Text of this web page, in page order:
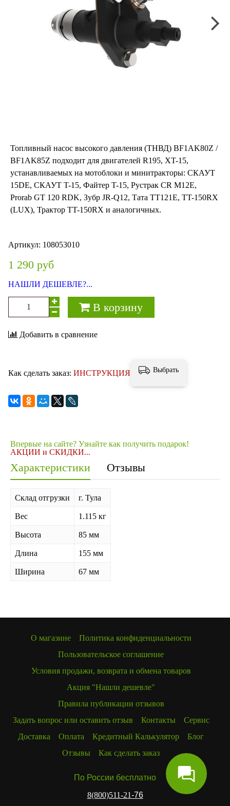
Топливный насос высокого давления (ТНВД) BF1AK80Z /
BF1AK85Z подходит для двигателей R195, XT-15,
устанавливаемых на мотоблоки и минитракторы: СКАУТ
15DE, СКАУТ T-15, Файтер T-15, Рустрак CR M12E,
Prorab GT 120 RDK, Зубр JR-Q12, Тата TТ121Е, TT-150RX
(LUX), Трактор TT-150RX и аналогичных.
Артикул: 108053010
1 290 руб
НАШЛИ ДЕШЕВЛЕ?...
В корзину
Добавить в сравнение
Как сделать заказ: ИНСТРУКЦИЯ Выбрать
Впервые на сайте? Узнайте как получить подарок!
АКЦИИ и СКИДКИ...
Характеристики Отзывы
Склад отгрузки г. Тула
Вес 1.115 кг
Высота 85 мм
Длина 155 мм
Ширина 67 мм
О магазине
Политика конфиденциальности
Пользовательское соглашение
Условия продажи, возврата и обмена товаров
Акция "Нашли дешевле"
Правила публикации отзывов
Задать вопрос или оставить отзыв
Контакты
Сервис
Доставка
Оплата Кредитный Калькулятор
Блог
Отзывы
Как сделать заказ
По России бесплатно
8(800)511-21-76